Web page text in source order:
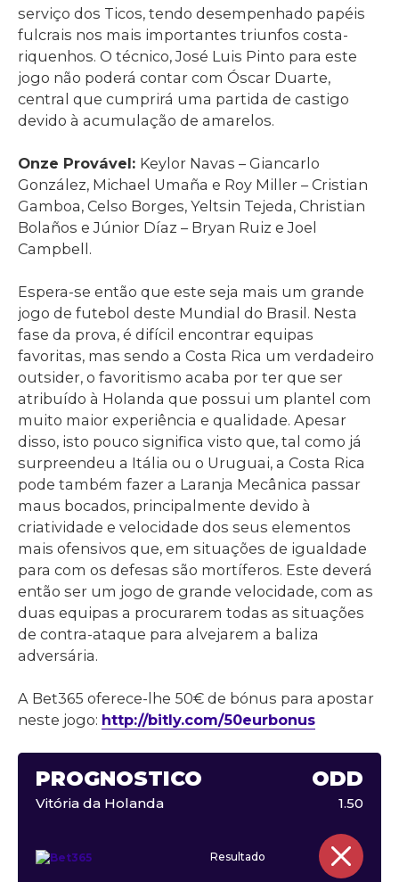
serviço dos Ticos, tendo desempenhado papéis
fulcrais nos mais importantes triunfos costa-
riquenhos. O técnico, José Luis Pinto para este
jogo não poderá contar com Óscar Duarte,
central que cumprirá uma partida de castigo
devido à acumulação de amarelos.
Onze Provável: Keylor Navas – Giancarlo
González, Michael Umaña e Roy Miller – Cristian
Gamboa, Celso Borges, Yeltsin Tejeda, Christian
Bolaños e Júnior Díaz – Bryan Ruiz e Joel
Campbell.
Espera-se então que este seja mais um grande
jogo de futebol deste Mundial do Brasil. Nesta
fase da prova, é difícil encontrar equipas
favoritas, mas sendo a Costa Rica um verdadeiro
outsider, o favoritismo acaba por ter que ser
atribuído à Holanda que possui um plantel com
muito maior experiência e qualidade. Apesar
disso, isto pouco significa visto que, tal como já
surpreendeu a Itália ou o Uruguai, a Costa Rica
pode também fazer a Laranja Mecânica passar
maus bocados, principalmente devido à
criatividade e velocidade dos seus elementos
mais ofensivos que, em situações de igualdade
para com os defesas são mortíferos. Este deverá
então ser um jogo de grande velocidade, com as
duas equipas a procurarem todas as situações
de contra-ataque para alvejarem a baliza
adversária.
A Bet365 oferece-lhe 50€ de bónus para apostar
neste jogo: http://bitly.com/50eurbonus
PROGNÓSTICO ODD
Vitória da Holanda 1.50
Resultado